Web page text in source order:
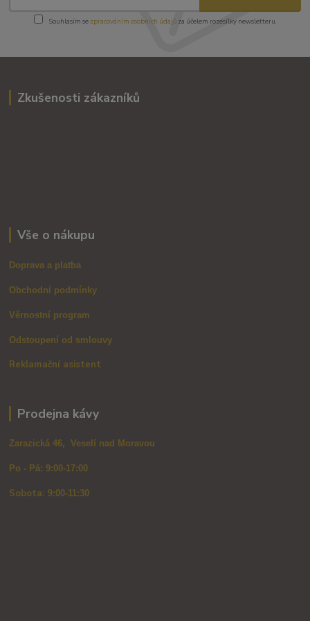
Souhlasím se zpracováním osobních údajůza účelem rozesílky newsletteru.
Zkušenosti zákazníků
Vše o nákupu
Doprava a platba
Obchodní podmínky
Věrnostní program
Odstoupení od smlouvy
Reklamační asistent
Prodejna kávy
Zarazická 46, Veselí nad Moravou
Po - Pá: 9:00-17:00
Sobota: 9:00-11:30